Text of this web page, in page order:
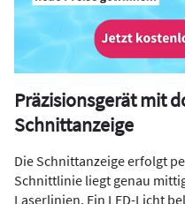
Präzisionsgerät mit
Schnittanzeige
Die Schnittanzeige erfolgt
Schnittlinie liegt genau
Laserlinien. Ein LED-Licht